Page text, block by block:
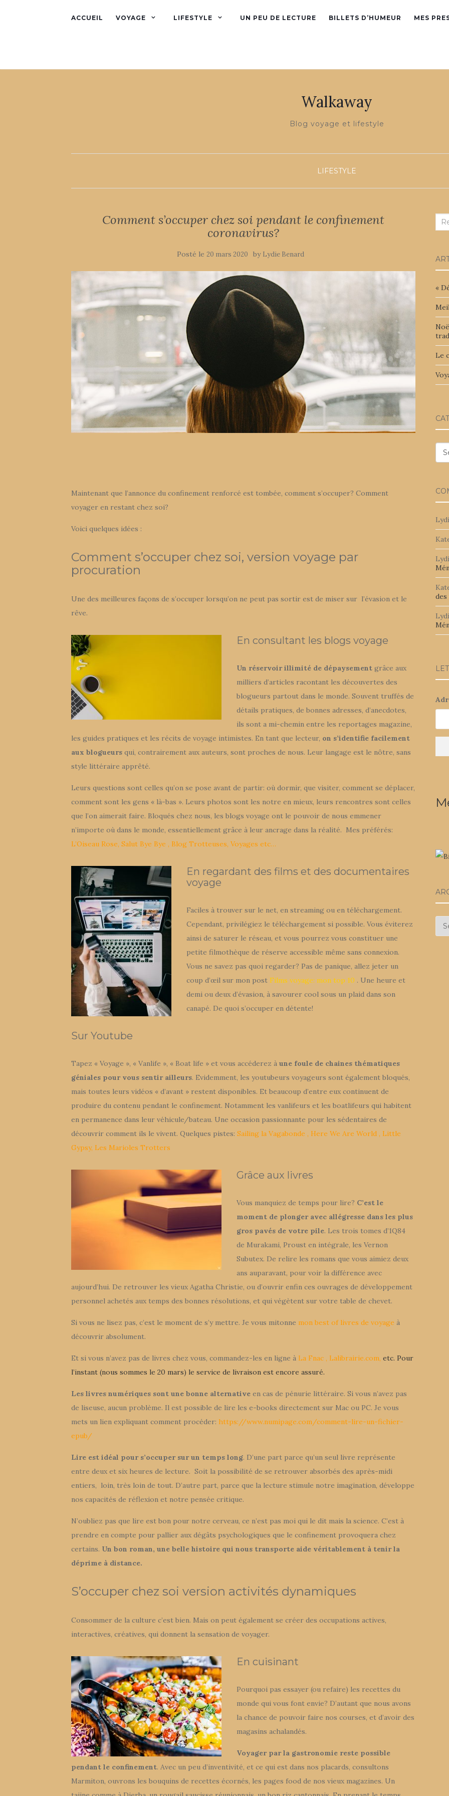
ACCUEIL VOYAGE LIFESTYLE UN PEU DE LECTURE BILLETS D’HUMEUR MES
Walkaway
Blog voyage et lifestyle
LIFESTYLE
Comment s’occuper chez soi pendant le confinement
coronavirus?
Posté le20 mars 2020 by Lydie Benard
Maintenant que l’annonce du confinement renforcé est tombée, comment s’occuper? Comment
voyager en restant chez soi?
Voici quelques idées :
Comment s’occuper chez soi, version voyage par
procuration
Une des meilleures façons de s’occuper lorsqu’on ne peut pas sortir est de miser sur l’évasion et le
rêve.
En consultant les blogs voyage
Un réservoir illimité de dépaysement grâce aux
milliers d’articles racontant les découvertes des
blogueurs partout dans le monde. Souvent truffés de
détails pratiques, de bonnes adresses, d’anecdotes,
ils sont a mi-chemin entre les reportages magazine,
les guides pratiques et les récits de voyage intimistes. En tant que lecteur, on s’identifie facilement
aux blogueurs qui, contrairement aux auteurs, sont proches de nous. Leur langage est le nôtre, sans
style littéraire apprêté.
Leurs questions sont celles qu’on se pose avant de partir: où dormir, que visiter, comment se déplacer,
comment sont les gens « là-bas ». Leurs photos sont les notre en mieux, leurs rencontres sont celles
que l’on aimerait faire. Bloqués chez nous, les blogs voyage ont le pouvoir de nous emmener
n’importe où dans le monde, essentiellement grâce à leur ancrage dans la réalité. Mes préférés:
L’Oiseau Rose, Salut Bye Bye , Blog Trotteuses, Voyages etc…
En regardant des films et des documentaires
voyage
Faciles à trouver sur le net, en streaming ou en téléchargement.
Cependant, privilégiez le téléchargement si possible. Vous éviterez
ainsi de saturer le réseau, et vous pourrez vous constituer une
petite filmothèque de réserve accessible même sans connexion.
Vous ne savez pas quoi regarder? Pas de panique, allez jeter un
coup d’œil sur mon post Films voyage: mon top 10 . Une heure et
demi ou deux d’évasion, à savourer cool sous un plaid dans son
canapé. De quoi s’occuper en détente!
Sur Youtube
Tapez « Voyage », « Vanlife », « Boat life » et vous accéderez à une foule de chaines thématiques
géniales pour vous sentir ailleurs. Evidemment, les youtubeurs voyageurs sont également bloqués,
mais toutes leurs vidéos « d’avant » restent disponibles. Et beaucoup d’entre eux continuent de
produire du contenu pendant le confinement. Notamment les vanlifeurs et les boatlifeurs qui habitent
en permanence dans leur véhicule/bateau. Une occasion passionnante pour les sédentaires de
découvrir comment ils le vivent. Quelques pistes: Sailing la Vagabonde , Here We Are World , Little
Gypsy, Les Marioles Trotters
Grâce aux livres
Vous manquiez de temps pour lire? C’est le
moment de plonger avec allégresse dans les plus
gros pavés de votre pile. Les trois tomes d’1Q84
de Murakami, Proust en intégrale, les Vernon
Subutex. De relire les romans que vous aimiez deux
ans auparavant, pour voir la différence avec
aujourd’hui. De retrouver les vieux Agatha Christie, ou d’ouvrir enfin ces ouvrages de développement
personnel achetés aux temps des bonnes résolutions, et qui végètent sur votre table de chevet.
Si vous ne lisez pas, c’est le moment de s’y mettre. Je vous mitonne mon best of livres de voyage à
découvrir absolument.
Et si vous n’avez pas de livres chez vous, commandez-les en ligne à La Fnac , Lalibrairie.com, etc. Pour
l’instant (nous sommes le 20 mars) le service de livraison est encore assuré.
Les livres numériques sont une bonne alternative en cas de pénurie littéraire. Si vous n’avez pas
de liseuse, aucun problème. Il est possible de lire les e-books directement sur Mac ou PC. Je vous
mets un lien expliquant comment procéder: https://www.numipage.com/comment-lire-un-fichier-
epub/
Lire est idéal pour s’occuper sur un temps long. D’une part parce qu’un seul livre représente
entre deux et six heures de lecture. Soit la possibilité de se retrouver absorbés des après-midi
entiers, loin, très loin de tout. D’autre part, parce que la lecture stimule notre imagination, développe
nos capacités de réflexion et notre pensée critique.
N’oubliez pas que lire est bon pour notre cerveau, ce n’est pas moi qui le dit mais la science. C’est à
prendre en compte pour pallier aux dégâts psychologiques que le confinement provoquera chez
certains. Un bon roman, une belle histoire qui nous transporte aide véritablement à tenir la
déprime à distance.
S’occuper chez soi version activités dynamiques
Consommer de la culture c’est bien. Mais on peut également se créer des occupations actives,
interactives, créatives, qui donnent la sensation de voyager.
En cuisinant
Pourquoi pas essayer (ou refaire) les recettes du
monde qui vous font envie? D’autant que nous avons
la chance de pouvoir faire nos courses, et d’avoir des
magasins achalandés.
Voyager par la gastronomie reste possible
pendant le confinement. Avec un peu d’inventivité, et ce qui est dans nos placards, consultons
Marmiton, ouvrons les bouquins de recettes écornés, les pages food de nos vieux magazines. Un
«
Le
des